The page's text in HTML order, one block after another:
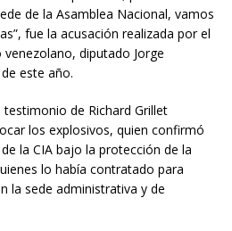
de la Asamblea Nacional, vamos
fue la acusación realizada por el
diputado Jorge
este año.
de Richard Grillet
los explosivos, quien confirmó
la CIA bajo la protección de la
lo había contratado para
la sede administrativa y de